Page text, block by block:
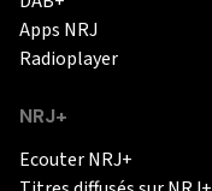
Apps NRJ
Radioplayer
NRJ+
Ecouter NRJ+